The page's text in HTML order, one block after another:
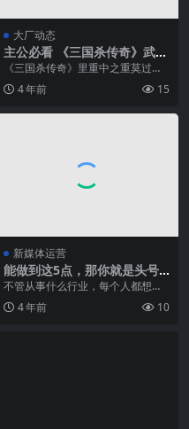
大厂动态
主公必看 《三国杀传奇》武将
培养揭秘
《三国杀传奇》里重中之重莫过于
武将，好的武将将决定主公大人你
在天梯的地位，在过关...
4 年前 15
新媒体运营
能做到这5点，那你就是头号
运营了
不管从事什么行业，每个人都想成
为最厉害的那个人。那么在运营岗
如果想成为NO.1，...
4 年前 10